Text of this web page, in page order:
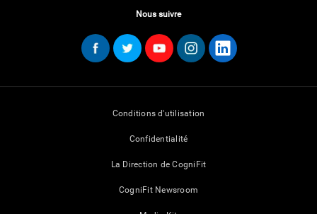
Nous suivre
Conditions d'utilisation
Confidentialité
La Direction de CogniFit
CogniFit Newsroom